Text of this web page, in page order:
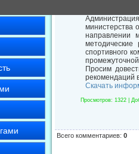
министерства
направлении
методические
спортивного
Просим
рекомендаций
Скачать
Просмотров: 1322 |
Всего комментариев: 0